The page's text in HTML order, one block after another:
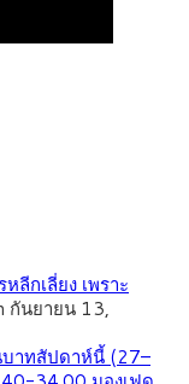
ลีกเลี่ยง เพราะ
กันยายน 13,
บาทสัปดาห์นี้ (27–